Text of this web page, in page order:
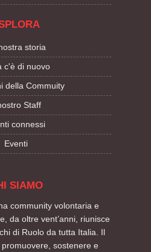
storia
c'è di nuovo
della Commuity
Staff
connessi
Eventi
SIAMO
community volontaria e
da oltre vent’anni, riunisce
di Ruolo da tutta Italia. Il
sostenere e